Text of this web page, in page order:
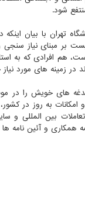
شود.
تهران با بیان
مبنای نیاز سنجی و
هم افرادی که به
در زمینه های مورد
های خویش را در
امکانات به روز در
بین المللی و
همکاری و آئین نامه